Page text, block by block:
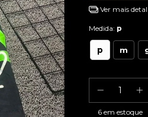
Ver mais
Medida: p
p m
6em estoque